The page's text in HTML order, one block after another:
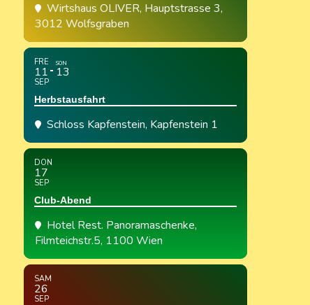
Wirtshaus OLIVER, Hauptstrasse 3,
3012 Wolfsgraben
FRE
11
SEP
SON
13
Herbstausfahrt
Schloss Kapfenstein, Kapfenstein 1
DON
17
SEP
Club-Abend
Hotel Rest. Panoramaschenke,
Filmteichstr.5, 1100 Wien
SAM
26
SEP